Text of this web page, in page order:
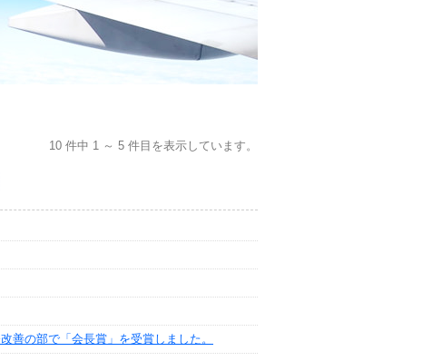
10 件中 1 ～ 5 件目を表示しています。
の部で「会長賞」を受賞しました。